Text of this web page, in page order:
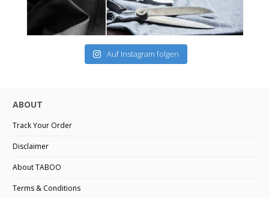
Auf Instagram folgen
ABOUT
Track Your Order
Disclaimer
About TABOO
Terms & Conditions